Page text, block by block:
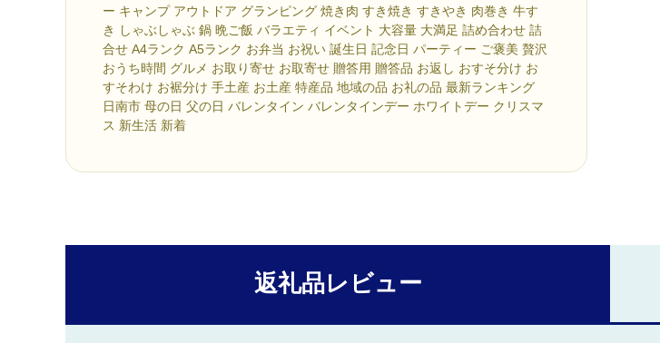
ー キャンプ アウトドア グランピング 焼き肉 すき焼き すきやき 肉巻き 牛す
き しゃぶしゃぶ 鍋 晩ご飯 バラエティ イベント 大容量 大満足 詰め合わせ 詰
合せ A4ランク A5ランク お弁当 お祝い 誕生日 記念日 パーティー ご褒美 贅沢
おうち時間 グルメ お取り寄せ お取寄せ 贈答用 贈答品 お返し おすそ分け お
すそわけ お裾分け 手土産 お土産 特産品 地域の品 お礼の品 最新ランキング
日南市 母の日 父の日 バレンタイン バレンタインデー ホワイトデー クリスマ
ス 新生活 新着
返礼品レビュー